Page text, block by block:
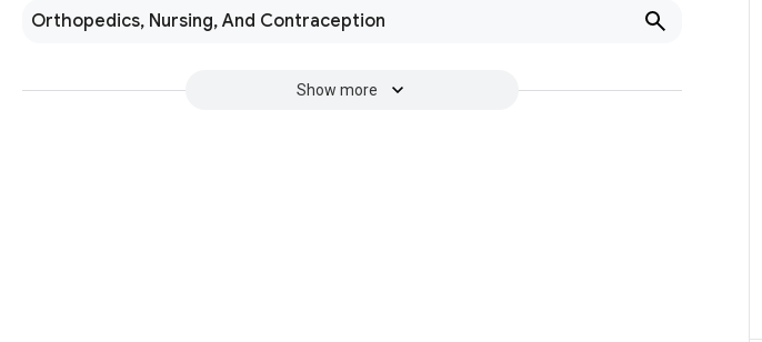
Orthopedics, Nursing, And Contraception
Show more